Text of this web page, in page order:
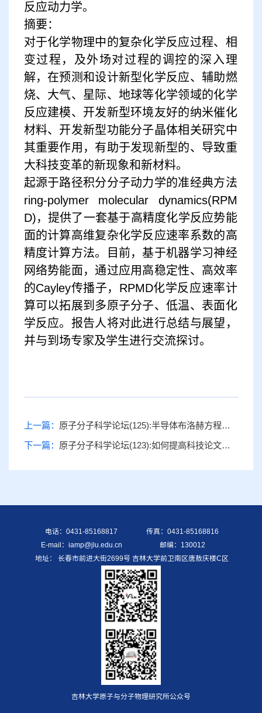
反应动力学。
摘要：
对于化学物理中的复杂化学反应过程、相
变过程，及外场对过程的调控的深入理
解，在预测和设计新型化学反应、辅助燃
烧、大气、星际、地球等化学领域的化学
反应建模、开发新型环境友好的纳米催化
材料、开发新型功能分子晶体相关研究中
其重要作用，有助于发现新型的、导致重
大科技变革的新现象和新材料。
起源于路径积分分子动力学的准经典方法
ring-polymer molecular dynamics(RPM
D)，提供了一套基于高精度化学反应势能
面的计算高维复杂化学反应速率系数的高
精度计算方法。目前，基于机器学习神经
网络势能面，通过应用高稳定性、高效率
的Cayley传播子，RPMD化学反应速率计
算可以拓展到多原子分子、低温、表面化
学反应。报告人将对此进行总结与展望，
并与到场专家及学生进行交流探讨。
上一篇： 原子分子科学论坛(125):半导体布洛赫方程的进展及其在固体谐波研究中的应用
下一篇： 原子分子科学论坛(123):如何提高科技论文录用几率
电话：0431-85168817
传真：0431-85168816
E-mail：iamp@jlu.edu.cn
邮编：130012
地址： 长春市前进大街2699号 吉林大学前卫南区唐敖庆楼C区
吉林大学原子与分子物理研究所公众号